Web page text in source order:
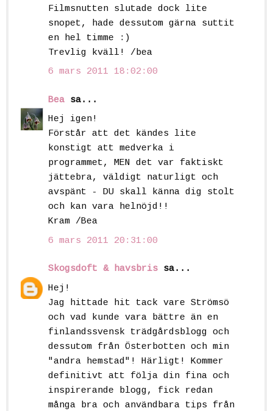
Filmsnutten slutade dock lite
snopet, hade dessutom gärna suttit
en hel timme :)
Trevlig kväll! /bea
6 mars 2011 18:02:00
Bea sa...
Hej igen!
Förstår att det kändes lite
konstigt att medverka i
programmet, MEN det var faktiskt
jättebra, väldigt naturligt och
avspänt - DU skall känna dig stolt
och kan vara helnöjd!!
Kram /Bea
6 mars 2011 20:31:00
Skogsdoft & havsbris sa...
Hej!
Jag hittade hit tack vare Strömsö
och vad kunde vara bättre än en
finlandssvensk trädgårdsblogg och
dessutom från Österbotten och min
"andra hemstad"! Härligt! Kommer
definitivt att följa din fina och
inspirerande blogg, fick redan
många bra och användbara tips från